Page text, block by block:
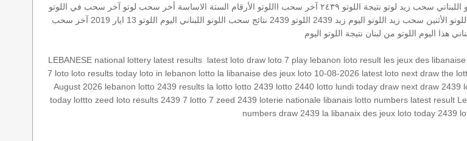
سحب زيد لوتو نتيجة اللوتو ٢٤٣٩ آخر سحب االلوتو الأرقام الستة الاساسة أخر سحب لوتو آخر سحب في اللوتو
الأثنين سحب زيد اللوتو اليوم زيد 2439 اللوتو 2439 نتائج سحب اللوتو اللبناني اليوم اللوتو 13 ايار 2019
آخر سحب
هذا اليوم اللوتو من لبنان نتيجة اللوتو اليوم
LEBANESE national lottery latest results latest loto draw loto 7 play lebanon loto result les jeux des libanaise
7 loto loto results today loto in lebanon lotto la libanaise des jeux loto 10-08-2026 latest loto next draw the
August 2026 lebanon lotto 2439 results la lotto lotto 2439 lotto 2440 lotto lundi today draw next draw 2439
today lottto zeed loto results 2439 7 lotto 7 zeed 2439 loterie nationale libanais lotto numbers latest result
numbers draw 2439 la libanaix des jeux loto today 2439